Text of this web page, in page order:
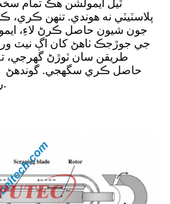
ٿيل ايمولشن هڪ تمام
پلاسٽيٽي نه هوندي. تنهن ڪري،
جون شيون حاصل ڪرڻ لاءِ،
جي جوڙجڪ ٺاهڻ کان اڳ
طريقن سان ٽوڙڻ گهرجي،
حاصل ڪري سگهجي. گوندھڻ ۽
روٽر مشين ۾ ڪئي ويندي آهي.